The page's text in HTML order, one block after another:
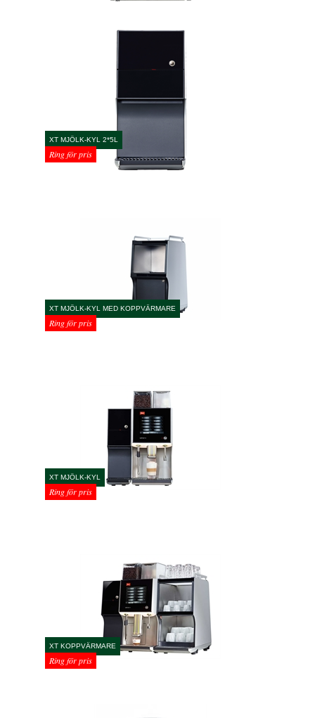
XT MJÖLK-KYL 2*5L
Ring för pris
XT MJÖLK-KYL MED KOPPVÄRMARE
Ring för pris
XT MJÖLK-KYL
Ring för pris
XT KOPPVÄRMARE
Ring för pris